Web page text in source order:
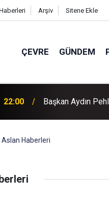
Arşiv Sitene Ekle
ÇEVRE GÜNDEM
22:00 Başkan Aydın
Haberleri